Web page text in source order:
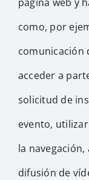
como, por
comunicación
acceder a
solicitud de
evento,
la
difusión de